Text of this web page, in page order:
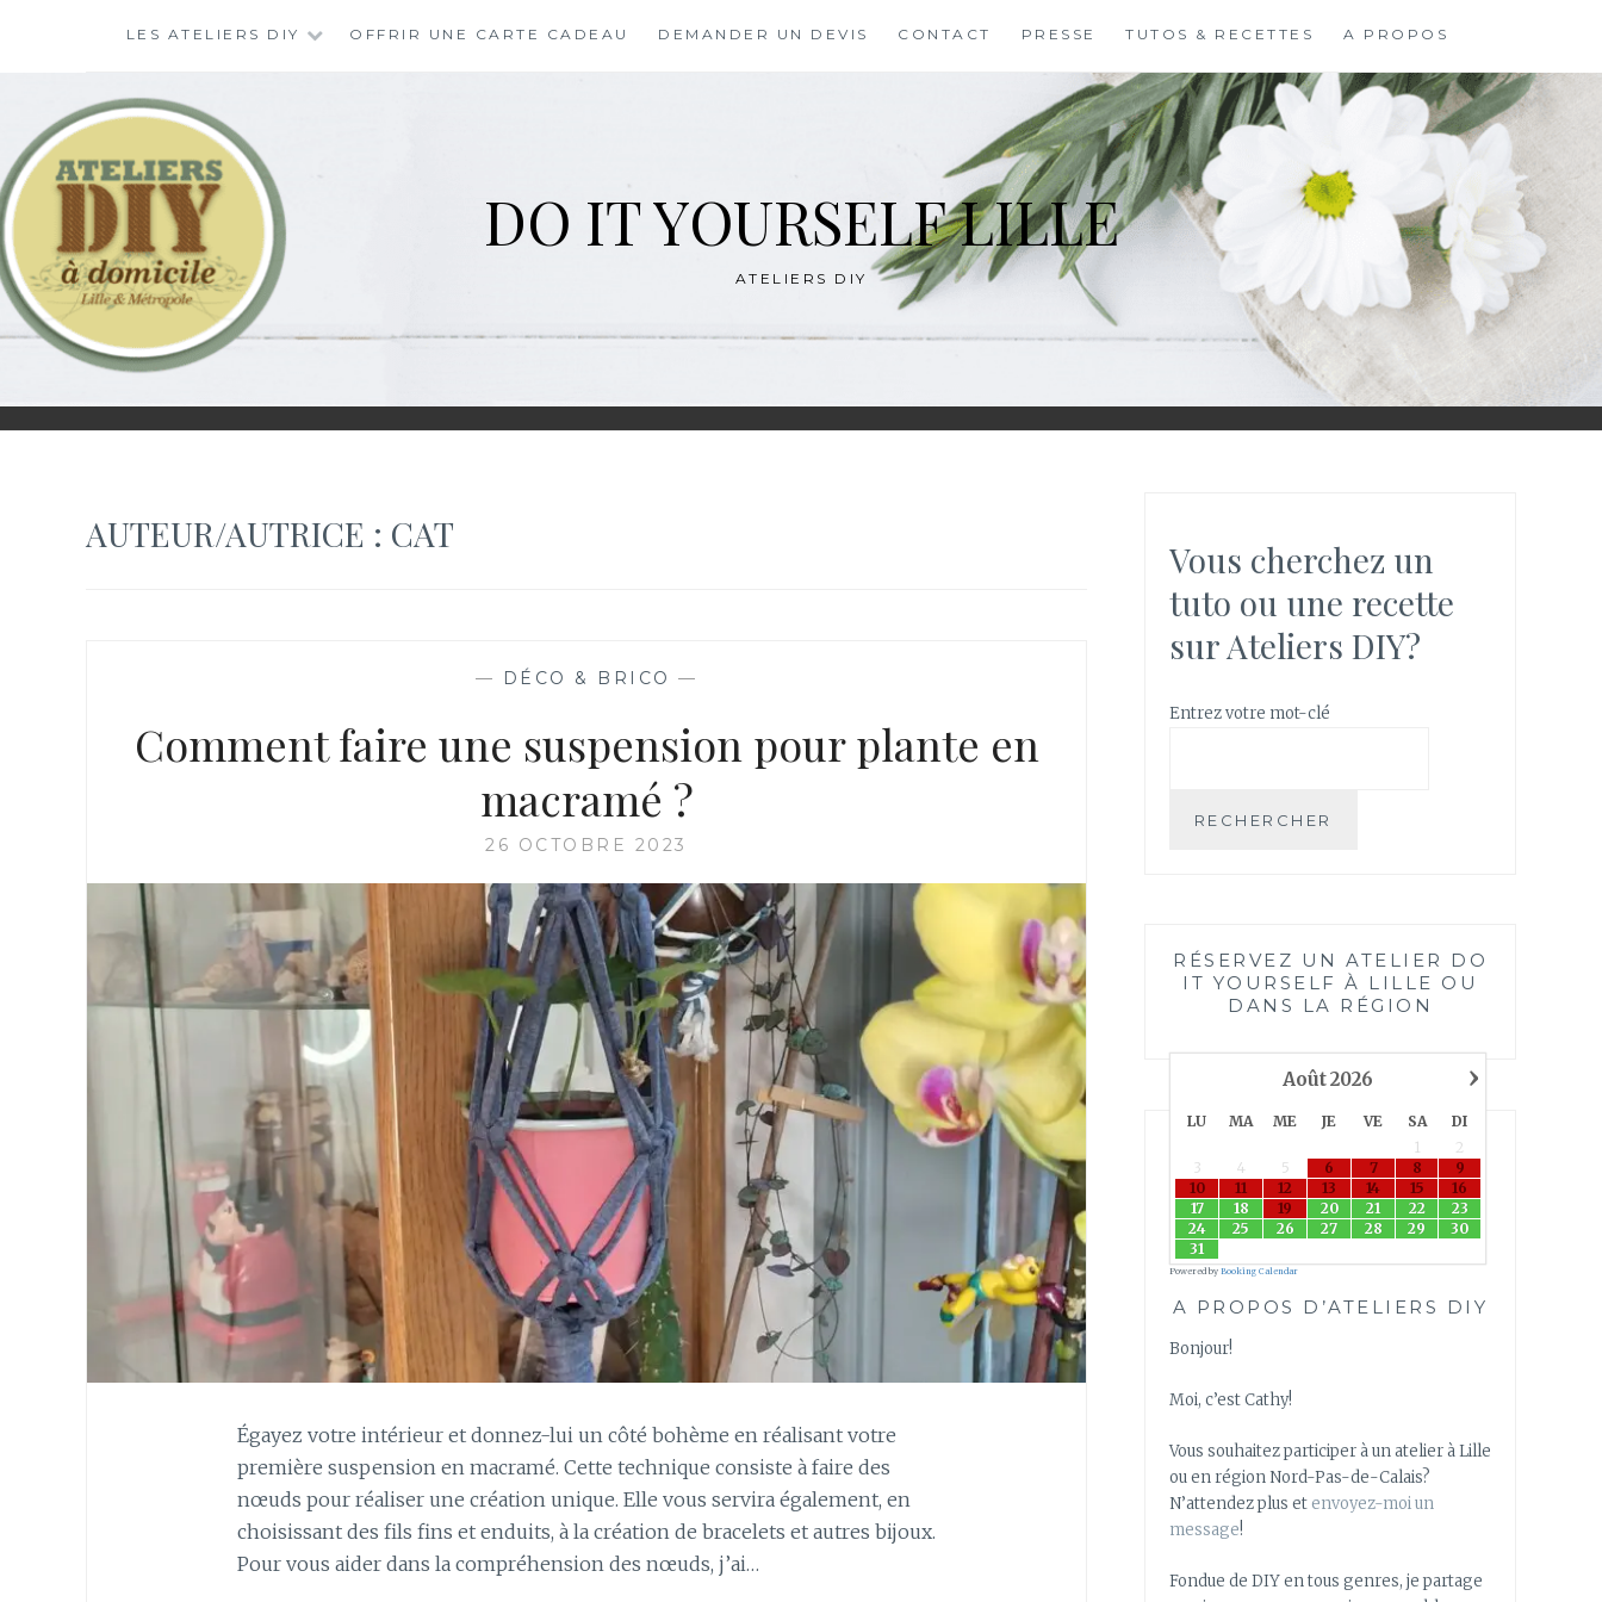
LES ATELIERS DIY OFFRIR UNE CARTE CADEAU DEMANDER UN DEVIS CONTACT PRESSE TUTOS & RECETTES A PROPOS
DO IT YOURSELF LILLE
ATELIERS DIY
AUTEUR/AUTRICE : CAT
— DÉCO & BRICO —
Comment faire une suspension pour plante en
macramé ?
26 OCTOBRE 2023
Égayez votre intérieur et donnez-lui un côté bohème en réalisant votre
première suspension en macramé. Cette technique consiste à faire des
nœuds pour réaliser une création unique. Elle vous servira également, en
choisissant des fils fins et enduits, à la création de bracelets et autres bijoux.
Pour vous aider dans la compréhension des nœuds, j’ai…
Vous cherchez un
tuto ou une recette
sur Ateliers DIY?
Entrez votre mot-clé
RECHERCHER
RÉSERVEZ UN ATELIER DO
IT YOURSELF À LILLE OU
DANS LA RÉGION
›
Août2026
LU MA ME JE VE SA
DI
1
2
3
4 5 6 7 8
9
10
11 12 13 14 15
16
17
18 19 20 21 22
23
24
25 26 27 28 29
30
31
Powered by Booking Calendar
A PROPOS D’ATELIERS DIY
Bonjour!
Moi, c’est Cathy!
Vous souhaitez participer à un atelier à Lille
ou en région Nord-Pas-de-Calais?
N’attendez plus et envoyez-moi un
message!
Fondue de DIY en tous genres, je partage